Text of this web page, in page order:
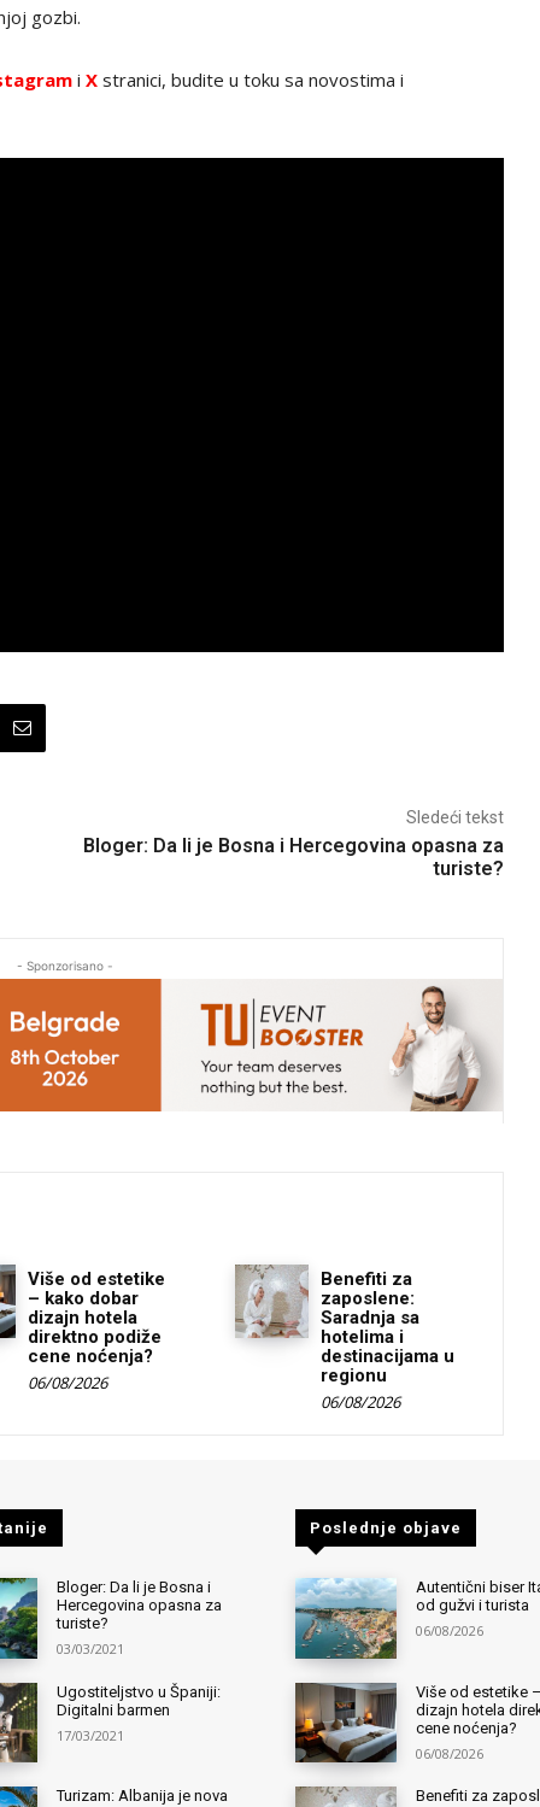
gozbi.
i X stranici, budite u toku sa novostima i
Sledeći tekst
Bloger: Da li je Bosna i Hercegovina opasna za
turiste?
- Sponzorisano -
Više od estetike
– kako dobar
dizajn hotela
direktno podiže
cene noćenja?
06/08/2026
Benefiti za
zaposlene:
Saradnja sa
hotelima i
destinacijama u
regionu
06/08/2026
Bloger: Da li je Bosna i
Hercegovina opasna za
turiste?
03/03/2021
Ugostiteljstvo u Španiji:
Digitalni barmen
17/03/2021
Turizam: Albanija je nova
Poslednje objave
Autentični biser
od gužvi i turista
06/08/2026
Više od estetike
dizajn hotela
cene noćenja?
06/08/2026
Benefiti za